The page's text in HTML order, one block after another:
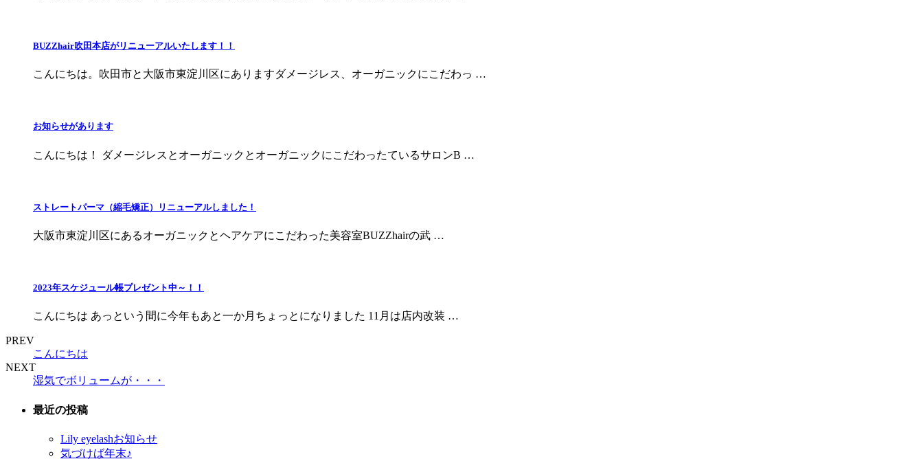
BUZZhair吹田本店がリニューアルいたします！！
こんにちは。吹田市と大阪市東淀川区にありますダメージレス、オーガニックにこだわっ …
お知らせがあります
こんにちは！ ダメージレスとオーガニックとオーガニックにこだわったているサロンB …
ストレートパーマ（縮毛矯正）リニューアルしました！
大阪市東淀川区にあるオーガニックとヘアケアにこだわった美容室BUZZhairの武 …
2023年スケジュール帳プレゼント中～！！
こんにちは あっという間に今年もあと一か月ちょっとになりました 11月は店内改装 …
PREV
こんにちは
NEXT
湿気でボリュームが・・・
最近の投稿
Lily eyelashお知らせ
気づけば年末♪